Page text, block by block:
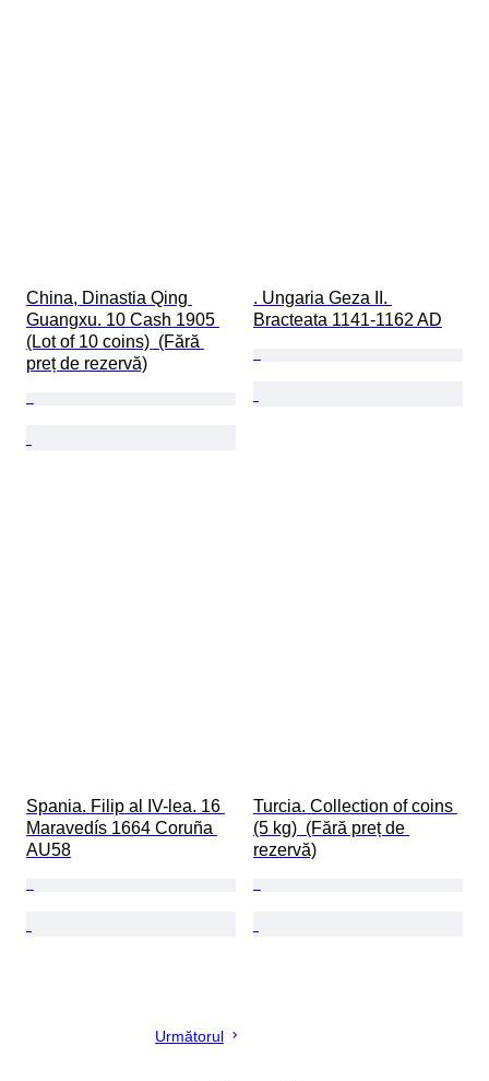
China, Dinastia Qing
Guangxu. 10 Cash 1905
(Lot of 10 coins)  (Fără
preț de rezervă)
. Ungaria Geza II.
Bracteata 1141-1162 AD
Spania. Filip al IV-lea. 16
Maravedís 1664 Coruña
AU58
Turcia. Collection of coins
(5 kg)  (Fără preț de
rezervă)
Următorul